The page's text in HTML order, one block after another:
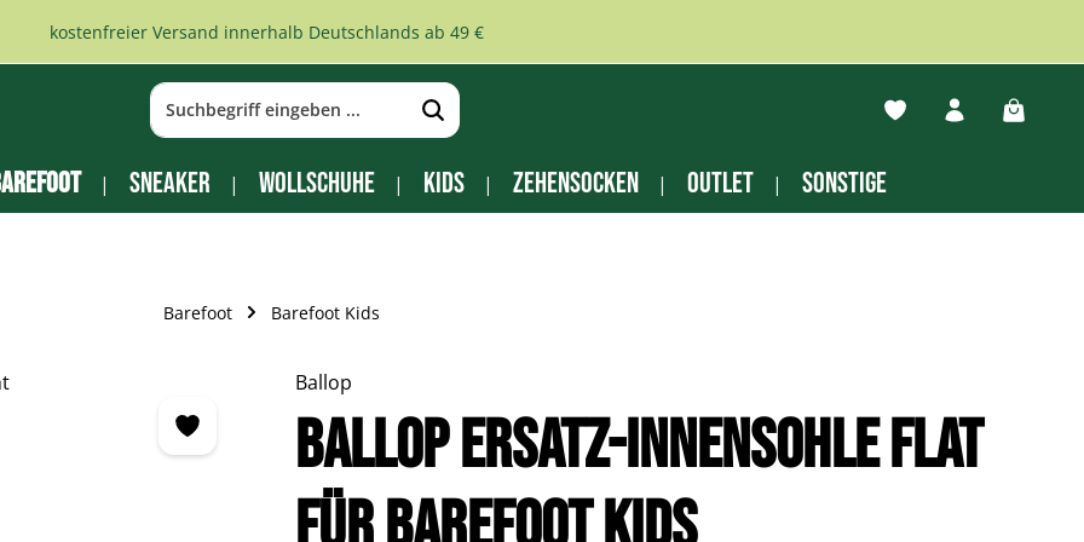
kostenfreier Versand innerhalb Deutschlands ab 49 €
Du hast 0 Produkte
Sneaker Wollschuhe Kids Zehensocken Outlet Sonstige
Barefoot Barefoot Kids
Ballop
BALLOP Ersatz-Innensohle Flat